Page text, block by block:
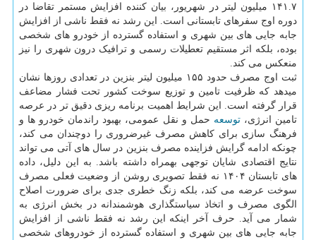
۱۴۱.۷ میلیون لیتر در شهریور، بیان کننده افزایش مستمر تقاضا در
دوره اوج سفرهای تابستانی است. این رشد نه فقط ناشی از افزایش
جابه جایی های بین شهری و استفاده گسترده از خودرو های شخصی
بوده، بلکه اثر مستقیم تعطیلات رسمی و ترافیک درون شهری را نیز
منعکس می کند.
ثبت اوج مصرف حدود ۱۵۵ میلیون لیتر بنزین در تعدادی روزها نشان
میدهد که ظرفیت تامین و توزیع سوخت کشور تحت فشار مضاعف
قرار گرفته است. این شرایط اهمیت برنامه ریزی دقیق تر در عرصه
تامین انرژی،توسعه حمل و نقل عمومی، بهبود راندمان خودرو ها و
فرهنگ سازی برای کاهش مصرف غیرضروری را دوچندان می کند،
چونکه ادامه گرایش فزاینده مصرف بنزین در سال های آتی می تواند
نتایج اقتصادی شایان توجهی بهمراه داشته باشد. به این دلیل، داده
های تابستان ۱۴۰۴ نه فقط تصویری روشن از وضعیت فعلی مصرف
سوخت عرضه می کند، بلکه زنگ خطری جدی برای ضرورت اصلاح
الگوی مصرف و اتخاذ سیاستگذاری هوشمندانه در بخش انرژی به
شمار می آید. حرف آخر اینکه این رشد نه فقط ناشی از افزایش
جابه جایی های بین شهری و استفاده گسترده از خودروهای شخصی